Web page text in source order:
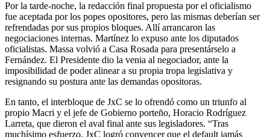
Por la tarde-noche, la redacción final propuesta por el oficialismo
fue aceptada por los popes opositores, pero las mismas deberían ser
refrendadas por sus propios bloques. Allí arrancaron las
negociaciones internas. Martínez lo expuso ante los diputados
oficialistas. Massa volvió a Casa Rosada para presentárselo a
Fernández. El Presidente dio la venia al negociador, ante la
imposibilidad de poder alinear a su propia tropa legislativa y
resignando su postura ante las demandas opositoras.
En tanto, el interbloque de JxC se lo ofrendó como un triunfo al
propio Macri y el jefe de Gobierno porteño, Horacio Rodríguez
Larreta, que dieron el aval final ante sus legisladores. “Tras
muchísimo esfuerzo, JxC logró convencer que el default jamás